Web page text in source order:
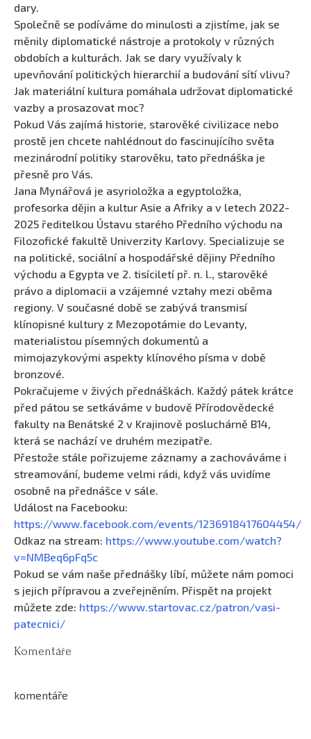
dary.
Společně se podíváme do minulosti a zjistíme, jak se
měnily diplomatické nástroje a protokoly v různých
obdobích a kulturách. Jak se dary využívaly k
upevňování politických hierarchií a budování sítí vlivu?
Jak materiální kultura pomáhala udržovat diplomatické
vazby a prosazovat moc?
Pokud Vás zajímá historie, starověké civilizace nebo
prostě jen chcete nahlédnout do fascinujícího světa
mezinárodní politiky starověku, tato přednáška je
přesně pro Vás.
Jana Mynářová je asyrioložka a egyptoložka,
profesorka dějin a kultur Asie a Afriky a v letech 2022-
2025 ředitelkou Ústavu starého Předního východu na
Filozofické fakultě Univerzity Karlovy. Specializuje se
na politické, sociální a hospodářské dějiny Předního
východu a Egypta ve 2. tisíciletí př. n. l., starověké
právo a diplomacii a vzájemné vztahy mezi oběma
regiony. V současné době se zabývá transmisí
klínopisné kultury z Mezopotámie do Levanty,
materialistou písemných dokumentů a
mimojazykovými aspekty klínového písma v době
bronzové.
Pokračujeme v živých přednáškách. Každý pátek krátce
před pátou se setkáváme v budově Přírodovědecké
fakulty na Benátské 2 v Krajinově posluchárně B14,
která se nachází ve druhém mezipatře.
Přestože stále pořizujeme záznamy a zachováváme i
streamování, budeme velmi rádi, když vás uvidíme
osobně na přednášce v sále.
Událost na Facebooku:
https://www.facebook.com/events/1236918417604454/
Odkaz na stream: https://www.youtube.com/watch?
v=NMBeq6pFq5c
Pokud se vám naše přednášky líbí, můžete nám pomoci
s jejich přípravou a zveřejněním. Přispět na projekt
můžete zde: https://www.startovac.cz/patron/vasi-
patecnici/
Komentáře
komentáře